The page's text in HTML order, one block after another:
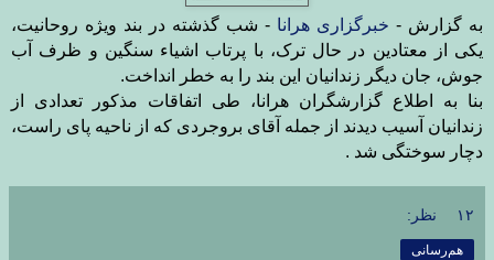
به گزارش - خبرگزاری هرانا - شب گذشته در بند ویژه روحانیت،
یکی از معتادین در حال ترک، با پرتاب اشیاء سنگین و ظرف آب
جوش، جان دیگر زندانیان این بند را به خطر انداخت.
بنا به اطلاع گزارشگران هرانا، طی اتفاقات مذکور تعدادی از
زندانیان آسیب دیدند از جمله آقای بروجردی که از ناحیه پای راست،
دچار سوختگی شد .
۱۲ نظر:
هم‌رسانی